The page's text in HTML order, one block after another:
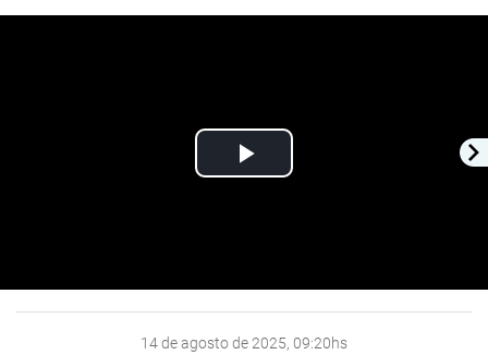
Play
14 de agosto de 2025, 09:20hs